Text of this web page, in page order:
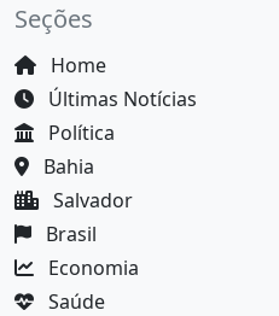
Seções
Home
Últimas Notícias
Política
Bahia
Salvador
Brasil
Economia
Saúde